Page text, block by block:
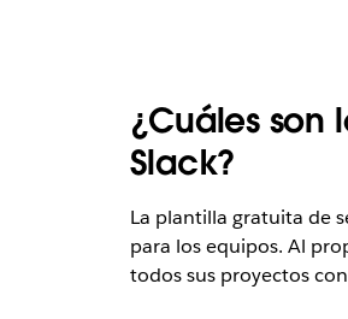
¿Cuáles son
Slack?
La plantilla gratuita de
para los equipos. Al
todos sus proyectos